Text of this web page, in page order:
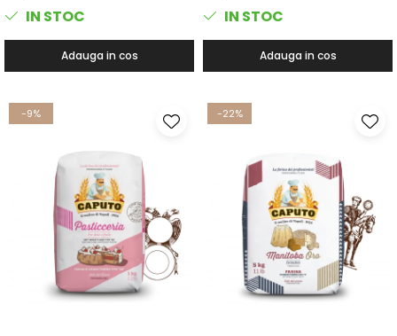
IN STOC
Adauga in cos
IN STOC
Adauga in cos
-9% -22%